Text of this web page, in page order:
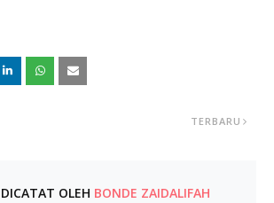
TERBARU
DICATAT OLEH BONDE ZAIDALIFAH